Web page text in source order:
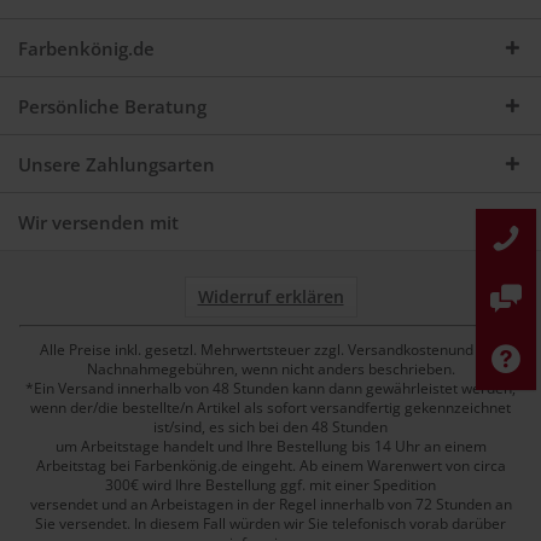
Farbenkönig.de
Persönliche Beratung
Unsere Zahlungsarten
Wir versenden mit
Widerruf erklären
Alle Preise inkl. gesetzl. Mehrwertsteuer zzgl. Versandkostenund ggf.
Nachnahmegebühren, wenn nicht anders beschrieben.
*Ein Versand innerhalb von 48 Stunden kann dann gewährleistet werden,
wenn der/die bestellte/n Artikel als sofort versandfertig gekennzeichnet
ist/sind, es sich bei den 48 Stunden
um Arbeitstage handelt und Ihre Bestellung bis 14 Uhr an einem
Arbeitstag bei Farbenkönig.de eingeht. Ab einem Warenwert von circa
300€ wird Ihre Bestellung ggf. mit einer Spedition
versendet und an Arbeistagen in der Regel innerhalb von 72 Stunden an
Sie versendet. In diesem Fall würden wir Sie telefonisch vorab darüber